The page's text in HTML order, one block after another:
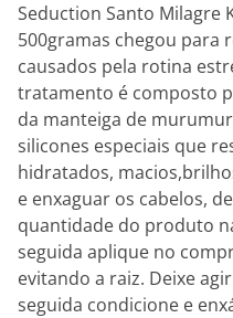
Seduction Santo Milagre
500gramas chegou para
causados pela rotina
tratamento é composto
da manteiga de
silicones especiais que
hidratados,
e enxaguar os cabelos,
quantidade do produto
seguida aplique no
evitando a raiz. Deixe
seguida condicione e